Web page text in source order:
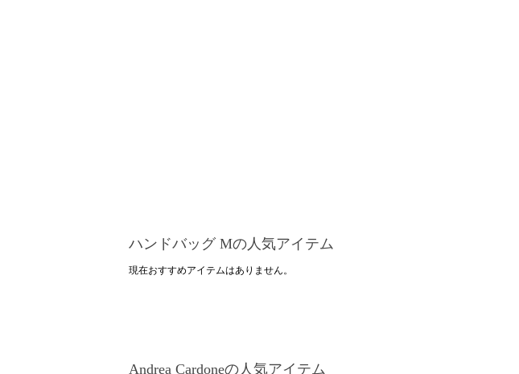
ハンドバッグ Mの人気アイテム
現在おすすめアイテムはありません。
Andrea Cardoneの人気アイテム